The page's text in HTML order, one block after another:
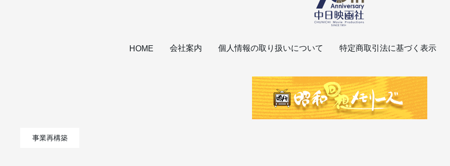
HOME 会社案内 個人情報の取り扱いについて 特定商取引法に基づく表示
事業再構築